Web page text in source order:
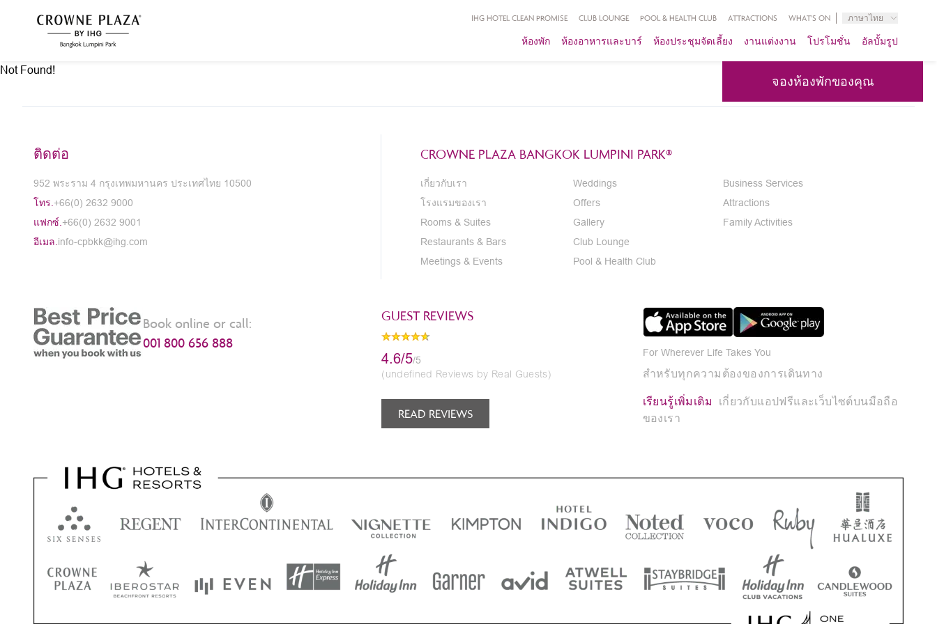
IHG HOTEL CLEAN PROMISE CLUB LOUNGE POOL & HEALTH CLUB ATTRACTIONS WHAT'S ON ภาษาไทย
ห้องพัก ห้องอาหารและบาร์ ห้องประชุมจัดเลี้ยง งานแต่งงาน โปรโมชั่น อัลบั้มรูป
จองห้องพักของคุณ
Not Found!
ติดต่อ
952 พระราม 4 กรุงเทพมหานคร ประเทศไทย 10500
โทร. +66(0) 2632 9000
แฟกซ์. +66(0) 2632 9001
อีเมล. info-cpbkk@ihg.com
CROWNE PLAZA BANGKOK LUMPINI PARK®
เกี่ยวกับเรา
โรงแรมของเรา
Rooms & Suites
Restaurants & Bars
Meetings & Events
Weddings
Offers
Gallery
Club Lounge
Pool & Health Club
Business Services
Attractions
Family Activities
Book online or call:
001 800 656 888
GUEST REVIEWS
4.6/5/5
(undefined Reviews by Real Guests)
READ REVIEWS
For Wherever Life Takes You
สำหรับทุกความต้องของการเดินทาง
เรียนรู้เพิ่มเติม
เกี่ยวกับแอปฟรีและเว็บไซต์บนมือถือ
ของเรา